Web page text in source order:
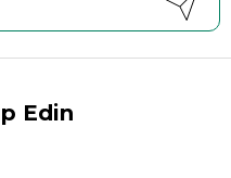
Edin